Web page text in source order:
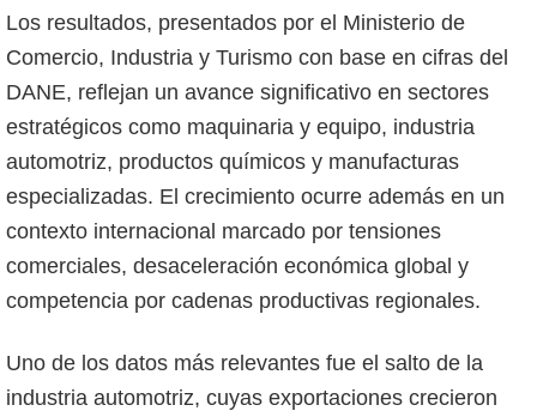
Los resultados, presentados por el Ministerio de
Comercio, Industria y Turismo con base en cifras del
DANE, reflejan un avance significativo en sectores
estratégicos como maquinaria y equipo, industria
automotriz, productos químicos y manufacturas
especializadas. El crecimiento ocurre además en un
contexto internacional marcado por tensiones
comerciales, desaceleración económica global y
competencia por cadenas productivas regionales.
Uno de los datos más relevantes fue el salto de la
industria automotriz, cuyas exportaciones crecieron